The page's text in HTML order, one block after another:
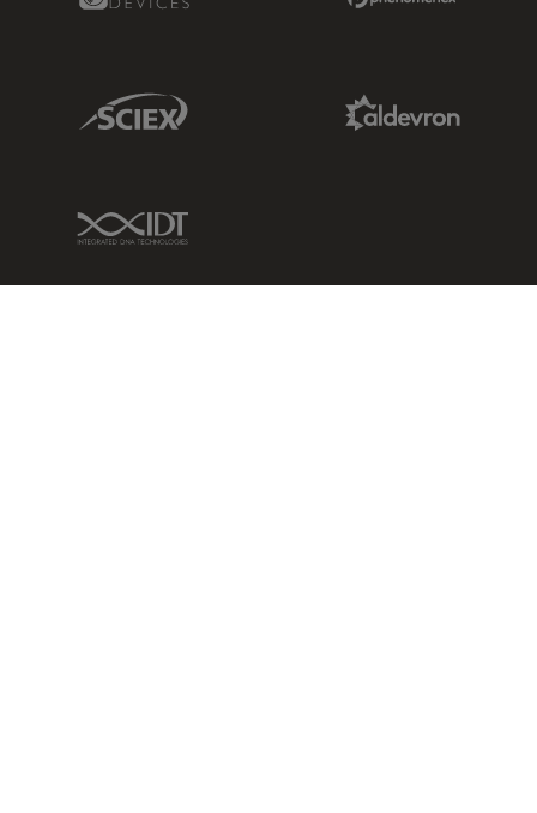
Sciex Link
IDT Link